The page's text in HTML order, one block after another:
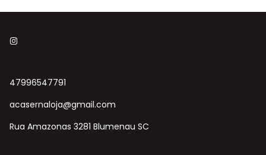
47996547791
acasernaloja@gmail.com
Rua Amazonas 3281 Blumenau SC